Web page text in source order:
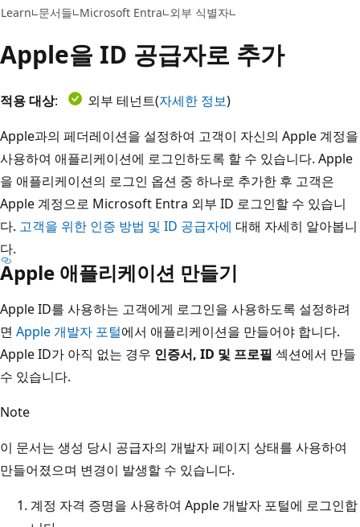
Learn 문서들 Microsoft Entra 외부 식별자
Apple을 ID 공급자로 추가
적용 대상: 외부 테넌트(자세한 정보)
Apple과의 페더레이션을 설정하여 고객이 자신의 Apple 계정을
사용하여 애플리케이션에 로그인하도록 할 수 있습니다. Apple
을 애플리케이션의 로그인 옵션 중 하나로 추가한 후 고객은
Apple 계정으로 Microsoft Entra 외부 ID 로그인할 수 있습니
다. 고객을 위한 인증 방법 및 ID 공급자에 대해 자세히 알아봅니
다.
Apple 애플리케이션 만들기
Apple ID를 사용하는 고객에게 로그인을 사용하도록 설정하려
면 Apple 개발자 포털에서 애플리케이션을 만들어야 합니다.
Apple ID가 아직 없는 경우 인증서, ID 및 프로필 섹션에서 만들
수 있습니다.
Note
이 문서는 생성 당시 공급자의 개발자 페이지 상태를 사용하여
만들어졌으며 변경이 발생할 수 있습니다.
계정 자격 증명을 사용하여 Apple 개발자 포털에 로그인합